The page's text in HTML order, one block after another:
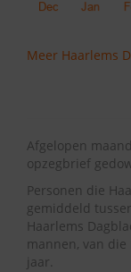
Meer Haarlems
Afgelopen
opzegbrief
Personen die
gemiddeld
Haarlems
mannen, van
jaar.